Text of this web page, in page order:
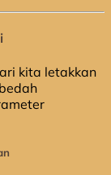
kita letakkan